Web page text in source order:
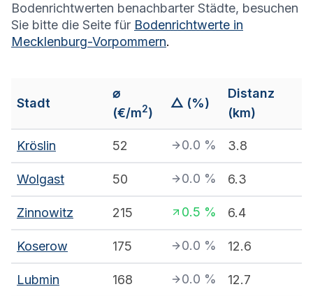
Bodenrichtwerten benachbarter Städte, besuchen
Sie bitte die Seite für Bodenrichtwerte in
Mecklenburg-Vorpommern.
Stadt
⌀
(€/m2)
△ (%)
Distanz
(km)
Kröslin 52 0.0 % 3.8
Wolgast 50 0.0 % 6.3
Zinnowitz 215 0.5 % 6.4
Koserow 175 0.0 % 12.6
Lubmin 168 0.0 % 12.7